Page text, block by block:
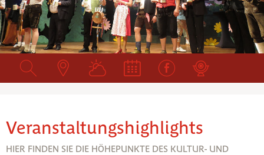
Veranstaltungshighlights
HIER FINDEN SIE DIE HÖHEPUNKTE DES KULTUR- UND